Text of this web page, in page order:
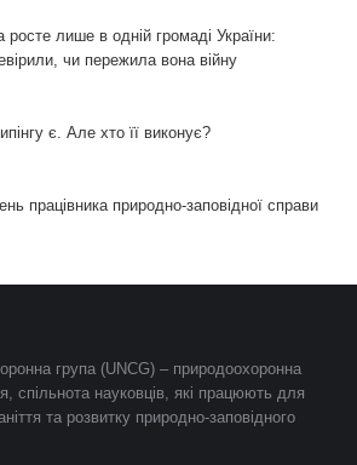
росте лише в одній громаді України:
чи пережила вона війну
є. Але хто її виконує?
працівника природно-заповідної справи
група (UNCG) – природоохоронна
спільнота науковців, які працюють для
та розвитку природно-заповідного